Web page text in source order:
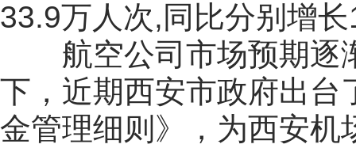
33.9万人次,同比分别增
航空公司市场预期逐
下，近期西安市政府出台
金管理细则》，为西安机